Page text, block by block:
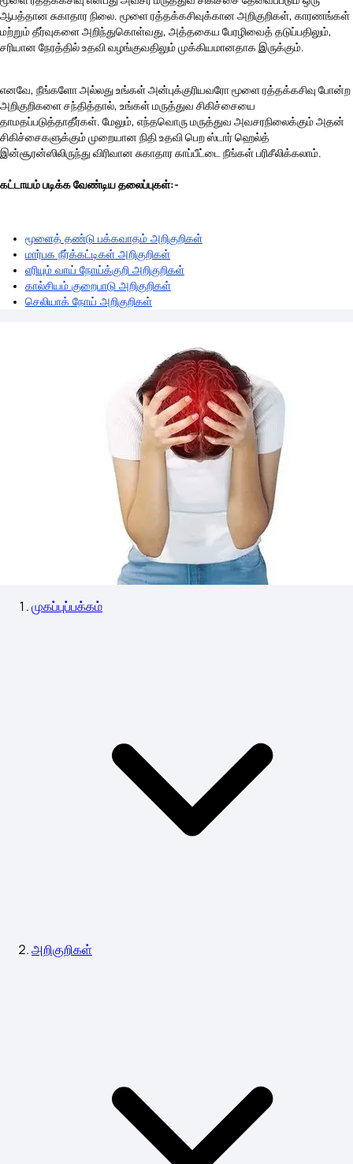
ஆபத்தான சுகாதார நிலை. மூளை ரத்தக்கசிவுக்கான அறிகுறிகள், காரணங்கள்
மற்றும் தீர்வுகளை அறிந்துகொள்வது, அத்தகைய பேரழிவைத் தடுப்பதிலும்,
சரியான நேரத்தில் உதவி வழங்குவதிலும் முக்கியமானதாக இருக்கும்.
எனவே, நீங்களோ அல்லது உங்கள் அன்புக்குரியவரோ மூளை ரத்தக்கசிவு போன்ற
அறிகுறிகளை சந்தித்தால், உங்கள் மருத்துவ சிகிச்சையை
தாமதப்படுத்தாதீர்கள். மேலும், எந்தவொரு மருத்துவ அவசரநிலைக்கும் அதன்
சிகிச்சைகளுக்கும் முறையான நிதி உதவி பெற ஸ்டார் ஹெல்த்
இன்சூரன்ஸிலிருந்து விரிவான சுகாதார காப்பீட்டை நீங்கள் பரிசீலிக்கலாம்.
கட்டாயம் படிக்க வேண்டிய தலைப்புகள்:-
மூளைத் தண்டு பக்கவாதம் அறிகுறிகள்
மார்பக நீர்க்கட்டிகள் அறிகுறிகள்
எரியும் வாய் நோய்க்குறி அறிகுறிகள்
கால்சியம் குறைபாடு அறிகுறிகள்
செலியாக் நோய் அறிகுறிகள்
முகப்புப்பக்கம்
அறிகுறிகள்